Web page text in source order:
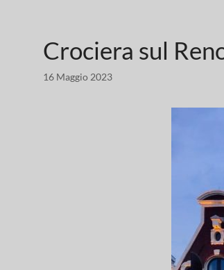
Crociera sul
16 Maggio 2023